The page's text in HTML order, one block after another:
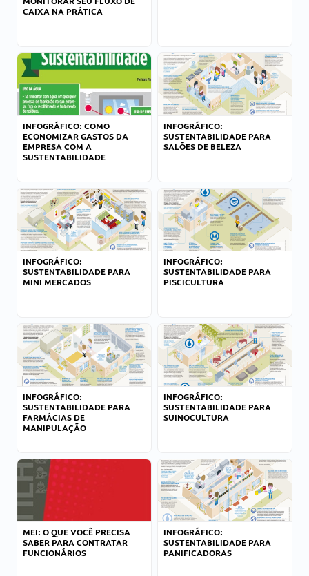
CAIXA NA PRÁTICA
INFOGRÁFICO: COMO
ECONOMIZAR GASTOS DA
EMPRESA COM A
SUSTENTABILIDADE
INFOGRÁFICO:
SUSTENTABILIDADE PARA
SALÕES DE BELEZA
INFOGRÁFICO:
SUSTENTABILIDADE PARA
MINI MERCADOS
INFOGRÁFICO:
SUSTENTABILIDADE PARA
PISCICULTURA
INFOGRÁFICO:
SUSTENTABILIDADE PARA
FARMÁCIAS DE
MANIPULAÇÃO
INFOGRÁFICO:
SUSTENTABILIDADE PARA
SUINOCULTURA
MEI: O QUE VOCÊ PRECISA
SABER PARA CONTRATAR
FUNCIONÁRIOS
INFOGRÁFICO:
SUSTENTABILIDADE PARA
PANIFICADORAS